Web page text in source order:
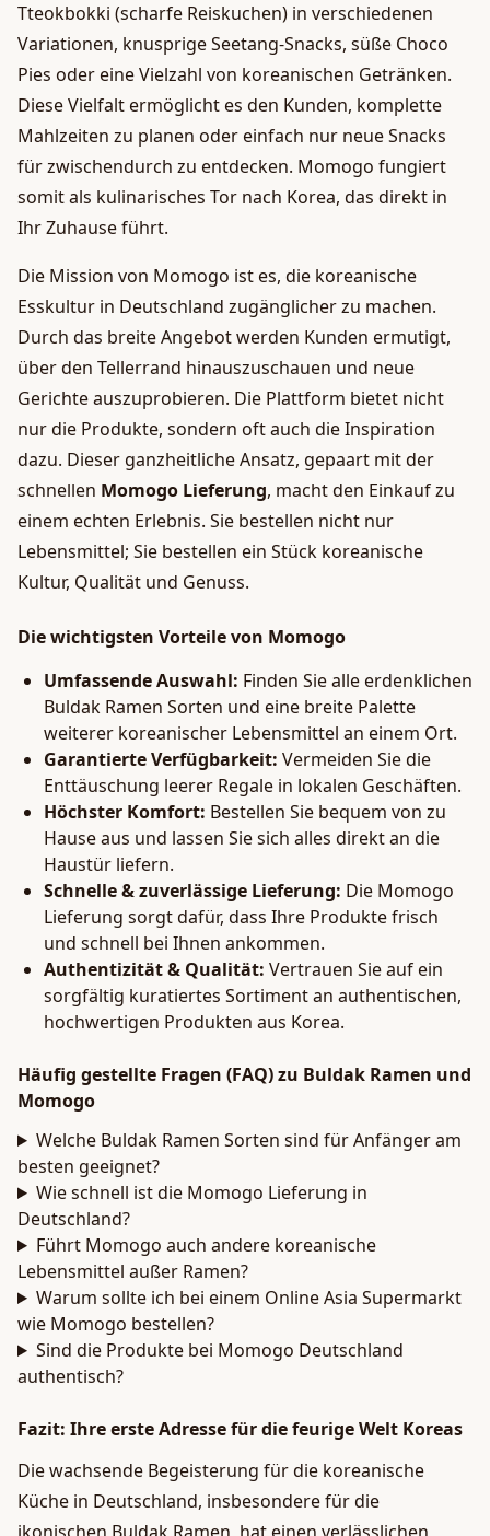
Tteokbokki (scharfe Reiskuchen) in verschiedenen
Variationen, knusprige Seetang-Snacks, süße Choco
Pies oder eine Vielzahl von koreanischen Getränken.
Diese Vielfalt ermöglicht es den Kunden, komplette
Mahlzeiten zu planen oder einfach nur neue Snacks
für zwischendurch zu entdecken. Momogo fungiert
somit als kulinarisches Tor nach Korea, das direkt in
Ihr Zuhause führt.
Die Mission von Momogo ist es, die koreanische
Esskultur in Deutschland zugänglicher zu machen.
Durch das breite Angebot werden Kunden ermutigt,
über den Tellerrand hinauszuschauen und neue
Gerichte auszuprobieren. Die Plattform bietet nicht
nur die Produkte, sondern oft auch die Inspiration
dazu. Dieser ganzheitliche Ansatz, gepaart mit der
schnellen Momogo Lieferung, macht den Einkauf zu
einem echten Erlebnis. Sie bestellen nicht nur
Lebensmittel; Sie bestellen ein Stück koreanische
Kultur, Qualität und Genuss.
Die wichtigsten Vorteile von Momogo
Umfassende Auswahl: Finden Sie alle erdenklichen
Buldak Ramen Sorten und eine breite Palette
weiterer koreanischer Lebensmittel an einem Ort.
Garantierte Verfügbarkeit: Vermeiden Sie die
Enttäuschung leerer Regale in lokalen Geschäften.
Höchster Komfort: Bestellen Sie bequem von zu
Hause aus und lassen Sie sich alles direkt an die
Haustür liefern.
Schnelle & zuverlässige Lieferung: Die Momogo
Lieferung sorgt dafür, dass Ihre Produkte frisch
und schnell bei Ihnen ankommen.
Authentizität & Qualität: Vertrauen Sie auf ein
sorgfältig kuratiertes Sortiment an authentischen,
hochwertigen Produkten aus Korea.
Häufig gestellte Fragen (FAQ) zu Buldak Ramen und
Momogo
Welche Buldak Ramen Sorten sind für Anfänger am
besten geeignet?
Wie schnell ist die Momogo Lieferung in
Deutschland?
Führt Momogo auch andere koreanische
Lebensmittel außer Ramen?
Warum sollte ich bei einem Online Asia Supermarkt
wie Momogo bestellen?
Sind die Produkte bei Momogo Deutschland
authentisch?
Fazit: Ihre erste Adresse für die feurige Welt Koreas
Die wachsende Begeisterung für die koreanische
Küche in Deutschland, insbesondere für die